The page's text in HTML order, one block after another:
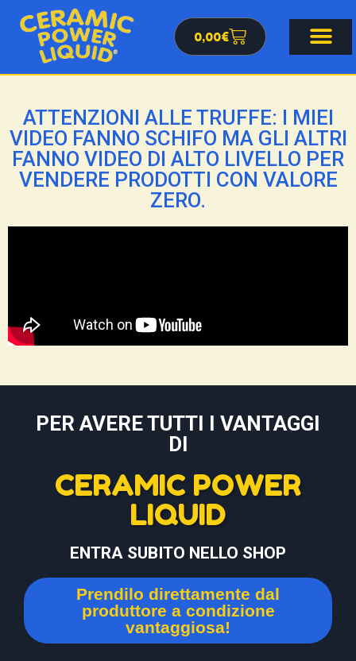
0,00€
ATTENZIONI ALLE TRUFFE: I MIEI
VIDEO FANNO SCHIFO MA GLI ALTRI
FANNO VIDEO DI ALTO LIVELLO PER
VENDERE PRODOTTI CON VALORE
ZERO.
PER AVERE TUTTI I VANTAGGI
DI
CERAMIC POWER
LIQUID
ENTRA SUBITO NELLO SHOP
Prendilo direttamente dal
produttore a condizione
vantaggiosa!